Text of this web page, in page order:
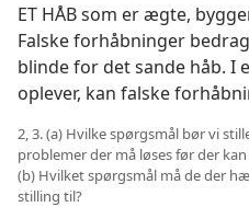
ET HÅB som er ægte,
Falske forhåbninger
blinde for det sande håb. I
oplever, kan falske
2, 3. (a) Hvilke spørgsmål bør vi
problemer der må løses før der
(b) Hvilket spørgsmål må de der
stilling til?